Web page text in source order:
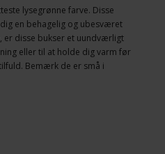
lysegrønne farve. Disse
en behagelig og ubesværet
er disse bukser et uundværligt
eller til at holde dig varm før
Bemærk de er små i